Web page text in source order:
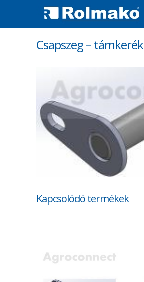
Csapszeg – támkerék
Kapcsolódó termékek